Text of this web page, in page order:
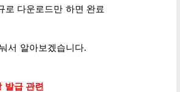
로 다운로드만 하면 완료
서 알아보겠습니다.
발급 관련